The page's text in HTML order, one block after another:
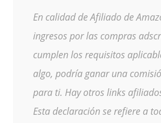
En calidad de Afiliado de
ingresos por las compras
cumplen los requisitos
algo, podría ganar una
para ti. Hay otros links
Esta declaración se refiere a